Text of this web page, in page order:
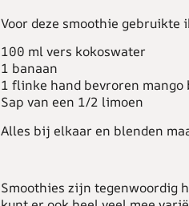
Voor deze smoothie gebruikte
100 ml vers kokoswater
1 banaan
1 flinke hand bevroren mango
Sap van een 1/2 limoen
Alles bij elkaar en blenden
Smoothies zijn tegenwoordig